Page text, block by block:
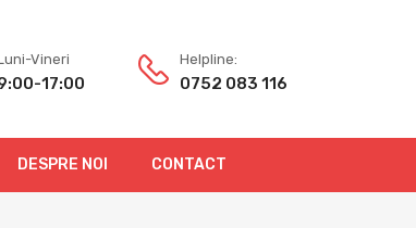
Vineri
17:00
Helpline:
0752 083 116
DESPRE NOI CONTACT